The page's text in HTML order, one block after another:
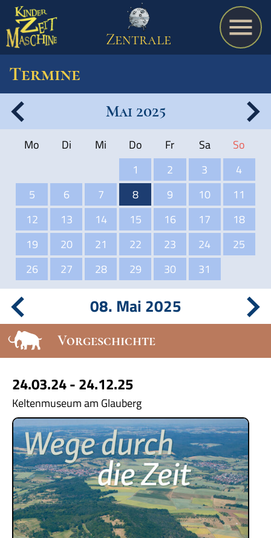
Termine
Schulmaterialien
Zentrale
Termine
Mai 2025
Mo Di Mi Do Fr Sa
So
1
2 3
4
5
6 7 8 9 10
11
12
13 14 15 16 17
18
19
20 21 22 23 24
25
26
27 28 29 30 31
08. Mai 2025
Vorgeschichte
24.03.24 - 24.12.25
Keltenmuseum am Glauberg